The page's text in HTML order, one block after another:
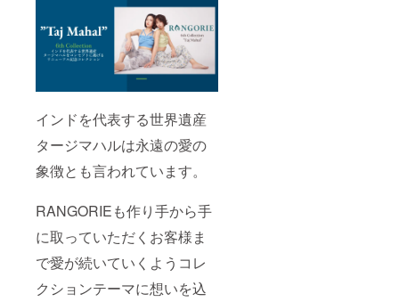
インドを代表する世界遺産
タージマハルは永遠の愛の
象徴とも言われています。
RANGORIEも作り手から手
に取っていただくお客様ま
で愛が続いていくようコレ
クションテーマに想いを込